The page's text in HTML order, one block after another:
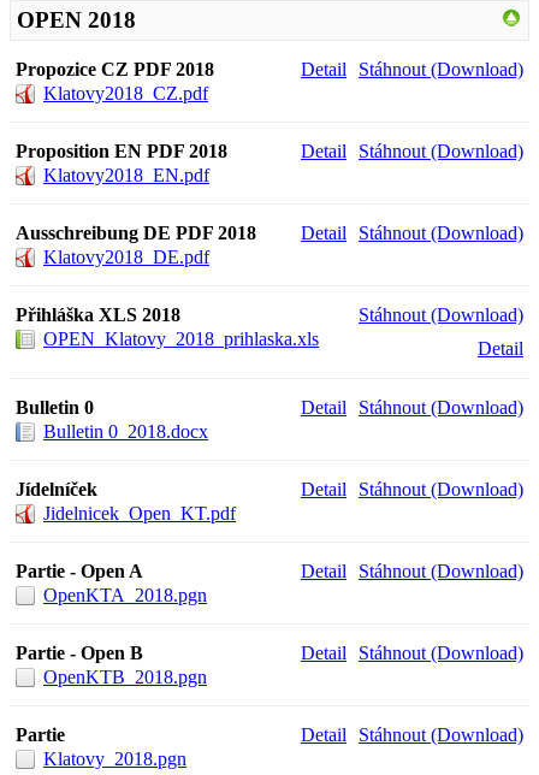
OPEN 2018
Propozice CZ PDF 2018
Klatovy2018_CZ.pdf
Stáhnout (Download)
Detail
Proposition EN PDF 2018
Klatovy2018_EN.pdf
Stáhnout (Download)
Detail
Ausschreibung DE PDF 2018
Klatovy2018_DE.pdf
Stáhnout (Download)
Detail
Přihláška XLS 2018
OPEN_Klatovy_2018_prihlaska.xls
Stáhnout (Download)
Detail
Bulletin 0
Bulletin 0_2018.docx
Stáhnout (Download)
Detail
Jídelníček
Jidelnicek_Open_KT.pdf
Stáhnout (Download)
Detail
Partie - Open A
OpenKTA_2018.pgn
Stáhnout (Download)
Detail
Partie - Open B
OpenKTB_2018.pgn
Stáhnout (Download)
Detail
Partie
Klatovy_2018.pgn
Stáhnout (Download)
Detail